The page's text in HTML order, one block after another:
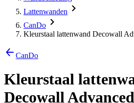
Lattenwanden
CanDo
Kleurstaal lattenwand Decowall
CanDo
Kleurstaal
Decowall